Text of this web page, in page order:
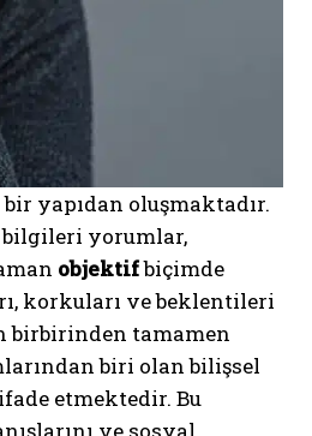
yapıdan oluşmaktadır.
bilgileri yorumlar,
objektifbiçimde
korkuları ve beklentileri
birbirinden tamamen
biri olan bilişsel
etmektedir. Bu